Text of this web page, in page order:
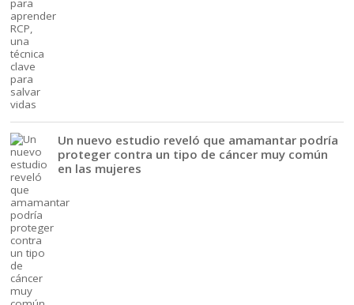
Un nuevo estudio reveló que amamantar podría
proteger contra un tipo de cáncer muy común
en las mujeres